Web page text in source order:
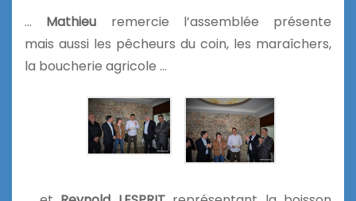
… Mathieu remercie l’assemblée présente
mais aussi les pêcheurs du coin, les maraîchers,
la boucherie agricole …